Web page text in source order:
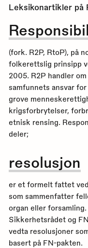
Leksikonartikler på
(fork. R2P, RtoP), på
folkerettslig prinsipp
2005. R2P handler
samfunnets ansvar
grove
krigsforbrytelser,
etnisk rensing.
deler;
resolusjon
er et formelt fattet
som sammenfatter
organ eller
Sikkerhetsrådet og
vedta resolusjoner
basert på FN-pakten.